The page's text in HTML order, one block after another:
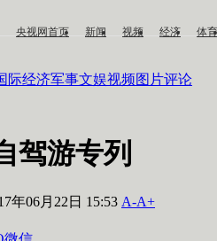
央视网首页 新闻 视频 经济 体育
际经济军事文娱视频图片评论
驾游专列
年06月22日 15:53 A-A+